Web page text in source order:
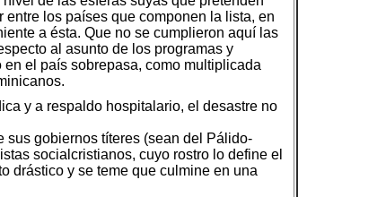
los países que componen la lista, en
a ésta. Que no se cumplieron aquí las
al asunto de los programas y
el país sobrepasa, como multiplicada
y a respaldo hospitalario, el desastre no
sus gobiernos títeres (sean del Pálido-
socialcristianos, cuyo rostro lo define el
drástico y se teme que culmine en una